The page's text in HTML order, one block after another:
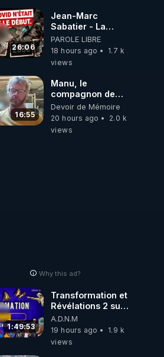
26:06
Jean-Marc
Sabatier - La
Covid-19 n'a été
que le début -
L'ARNm &
où auront-t-il ?
PAROLE LIBRE
18 hours ago
1.7 k
views
16:55
Manu, le
compagnon de
Kyria, raconte sa
garde à vue
musclée.
Devoir de Mémoire
20 hours ago
2.0 k
views
Why this ad?
1:49:53
Transformation et
Révélations 2 sur
2 - live du
07/08/26
A.D.N.M
19 hours ago
1.9 k
views